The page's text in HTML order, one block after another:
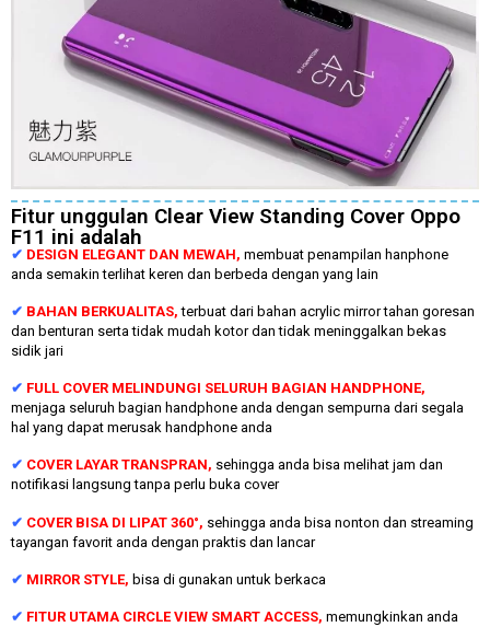
Fitur unggulan Clear View Standing Cover Oppo
F11 ini adalah
✔ DESIGN ELEGANT DAN MEWAH, membuat penampilan hanphone
anda semakin terlihat keren dan berbeda dengan yang lain
✔ BAHAN BERKUALITAS,terbuat dari bahan acrylic mirror tahan goresan
dan benturan serta tidak mudah kotor dan tidak meninggalkan bekas
sidik jari
✔ FULL COVER MELINDUNGI SELURUH BAGIAN HANDPHONE,
menjaga seluruh bagian handphone anda dengan sempurna dari segala
hal yang dapat merusak handphone anda
✔ COVER LAYAR TRANSPRAN, sehingga anda bisa melihat jam dan
notifikasi langsung tanpa perlu buka cover
✔ COVER BISA DI LIPAT 360°, sehingga anda bisa nonton dan streaming
tayangan favorit anda dengan praktis dan lancar
✔ MIRROR STYLE, bisa di gunakan untuk berkaca
✔ FITUR UTAMA CIRCLE VIEW SMART ACCESS, memungkinkan anda